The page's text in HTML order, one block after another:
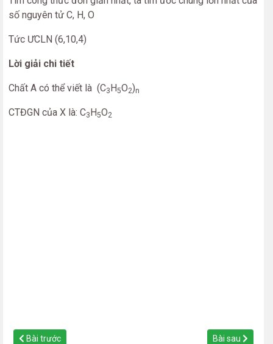
số nguyên tử C, H, O
Tức ƯCLN (6,10,4)
Lời giải chi tiết
Chất A có thể viết là (C3H5O2)n
CTĐGN của X là: C3H5O2
Bài trước Bài sau